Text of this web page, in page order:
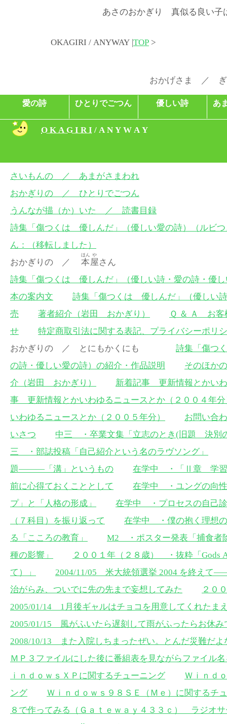
あさのおかぎり 真似る良い子は
OKAGIRI / ANYWAY |TOP >
おかげさま ／ ぎ
愛の詩 ひとりでごつん 優しい詩 あ
O K A G I R I / A N Y W A Y
さいもんの ／ あまがさまわれ
おかぎりの ／ ひとりでごつん
うんなが描（か）いた ／ 読書目録
詩集「傷つくは 優しんだ」（優しい愛の詩）（ルビ
ん：（移転しました）
おかぎりの ／ 本
ほん
屋
や
さん
詩集「傷つくは 優しんだ」（優しい詩・愛の詩・優
本の案内文
詩集「傷つくは 優しんだ」（優しい
売
著者紹介（岩田 おかぎり）
Ｑ ＆ Ａ お客
せ
特定商取引法に関する表記、プライバシーポリ
おかぎりの ／ とにもかくにも 詩集「傷つ
の詩・優しい愛の詩）の紹介・作品説明
そのほか
介（岩田 おかぎり）
新着記事 更新情報とかい
事 更新情報とかいわゆるニュースとか（２００４年分
いわゆるニュースとか（２００５年分）
お問い合
いさつ
中三 ・卒業文集「立志のとき(旧題 決別
三 ・部誌投稿「自己紹介という名のラヴソング」
題———「溝」というもの
在学中 ・「Ⅱ章 学習
前に心得ておくこととして
在学中 ・ユングの向
プ」と「人格の形成」
在学中 ・プロセスの自己
（７科目）を振り返って
在学中 ・僕の抱く理想
る「こころの教育」
M2 ・ポスター発表「捕食者
種の影響」
２００１年（２８歳） ・抜粋「Gods
て）」
2004/11/05 米大統領選挙 2004 を終えて
治がらみ、ついでに先の先まで妄想してみた
２０
2005/01/14 1月後ギャルはチョコを用意してくれたま
2005/01/15 風がふいたら遅刻して雨がふったらお休み
2008/10/13 また入院しちまったぜい。とんだ災難だよ
ＭＰ３ファイルにした後に番組表を見ながらファイル
ｉｎｄｏｗｓＸＰに関するチューニング
Ｗｉｎｄ
ング
Ｗｉｎｄｏｗｓ９８ＳＥ（Ｍｅ）に関するチ
８で作ってみる（Ｇａｔｅｗａｙ４３３ｃ） ラジオ